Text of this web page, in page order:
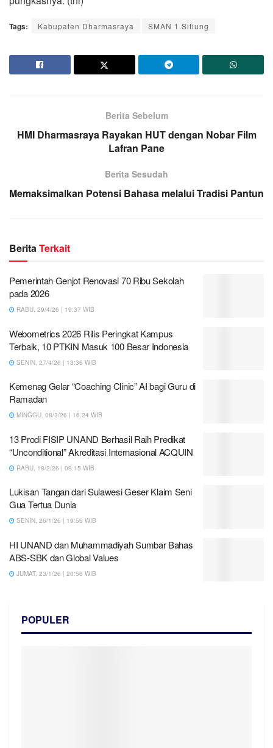
Tags: Kabupaten Dharmasraya SMAN 1 Sitiung
Berita Sebelum
HMI Dharmasraya Rayakan HUT dengan Nobar Film
Lafran Pane
Berita Sesudah
Memaksimalkan Potensi Bahasa melalui Tradisi Pantun
BeritaTerkait
Pemerintah Genjot Renovasi 70 Ribu Sekolah
pada 2026
RABU, 29/4/26 | 19:37 WIB
Webometrics 2026 Rilis Peringkat Kampus
Terbaik, 10 PTKIN Masuk 100 Besar Indonesia
SENIN, 27/4/26 | 13:36 WIB
Kemenag Gelar “Coaching Clinic” AI bagi Guru di
Ramadan
MINGGU, 08/3/26 | 16:24 WIB
13 Prodi FISIP UNAND Berhasil Raih Predikat
“Unconditional” Akreditasi Internasional ACQUIN
RABU, 18/2/26 | 09:15 WIB
Lukisan Tangan dari Sulawesi Geser Klaim Seni
Gua Tertua Dunia
SENIN, 26/1/26 | 19:56 WIB
HI UNAND dan Muhammadiyah Sumbar Bahas
ABS-SBK dan Global Values
JUMAT, 23/1/26 | 20:56 WIB
POPULER